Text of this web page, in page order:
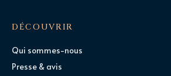
DÉCOUVRIR
Qui sommes-nous
Presse & avis